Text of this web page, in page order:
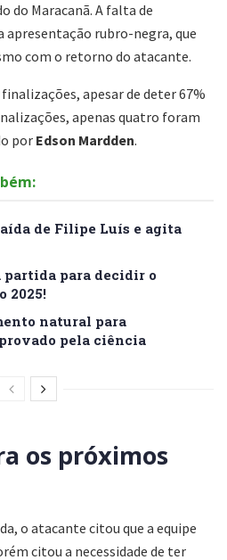
do Maracanã. A falta de
apresentação rubro-negra, que
com o retorno do atacante.
apesar de deter 67%
apenas quatro foram
por Edson Mardden.
de Filipe Luís e agita
partida para decidir o
2025!
natural para
pela ciência
os próximos
o atacante citou que a equipe
citou a necessidade de ter